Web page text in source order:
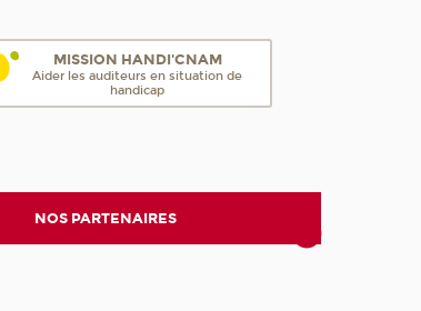
MISSION HANDI'CNAM
Aider les auditeurs en situation de
handicap
NOS PARTENAIRES